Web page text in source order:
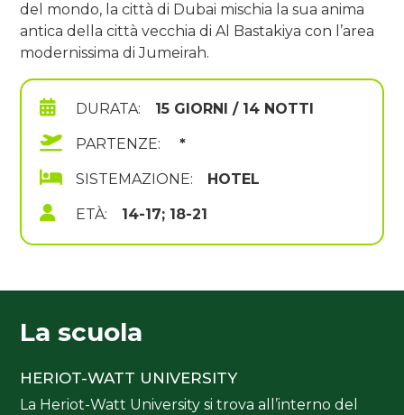
del mondo, la città di Dubai mischia la sua anima
antica della città vecchia di Al Bastakiya con l’area
modernissima di Jumeirah.
DURATA: 15 GIORNI / 14 NOTTI
PARTENZE: *
SISTEMAZIONE: HOTEL
ETÀ: 14-17; 18-21
La scuola
HERIOT-WATT UNIVERSITY
La Heriot-Watt University si trova all’interno del